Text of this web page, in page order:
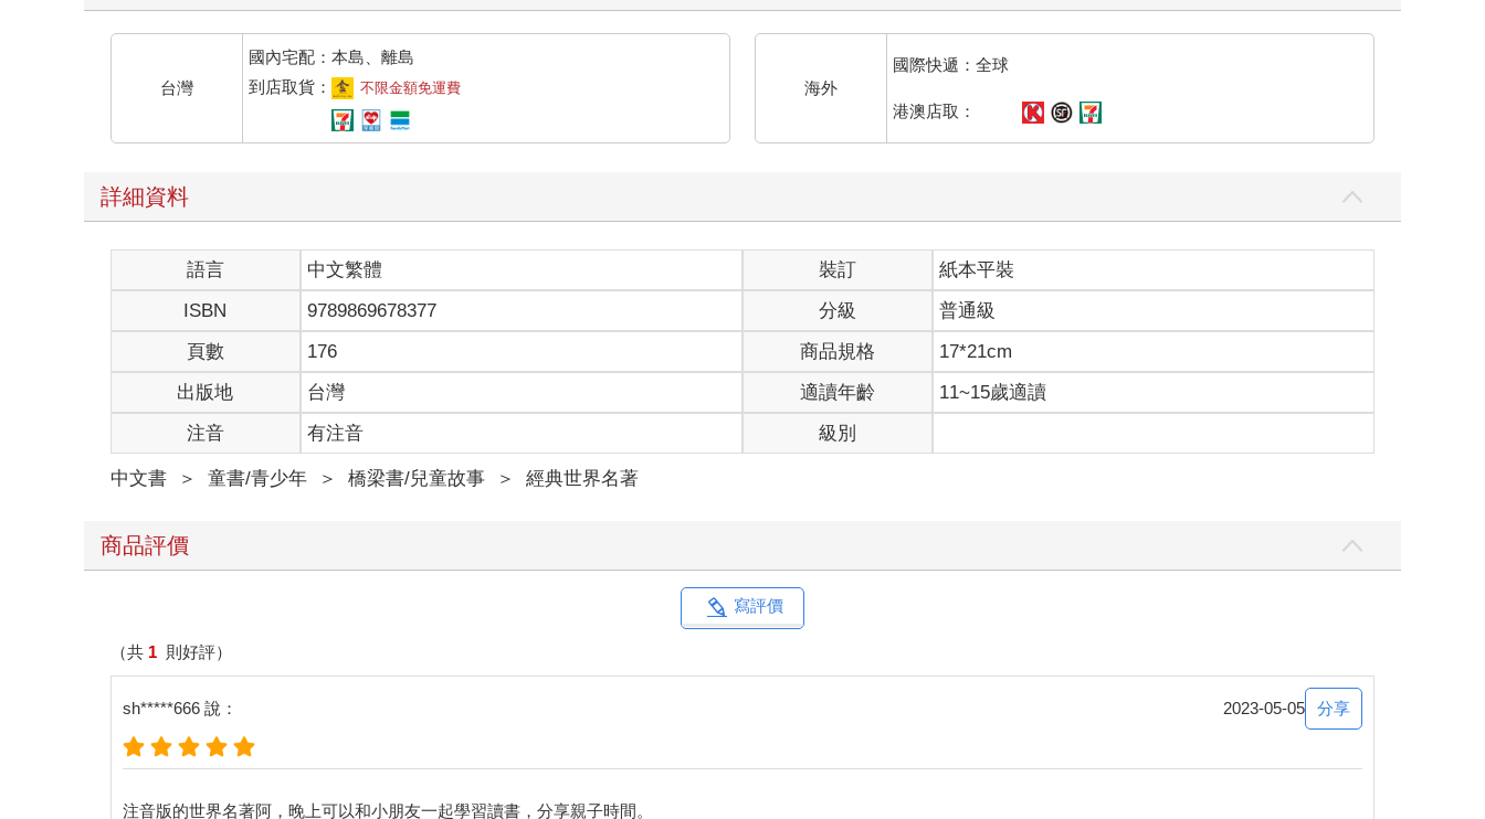
二
我就這樣孤單地生活著，身邊沒有任何談得來的朋友，直到六年前在撒哈拉沙漠飛機失事。飛機的引擎不知道哪裡壞了，當時既沒有維修機師，也沒有同行的乘客，我只好獨
自完成艱難的修復工作。對我來說，這可是攸關生死的問題，因為剩下的水恐怕只能維持一星期。
第一天晚上，我在遠離人煙的沙漠入睡，比海上漂流的遇難者還要孤獨。因此在第二天清晨，當我被一個細微的聲音叫醒時，你可以想像我有多麼的驚訝。那個聲音說：
我像是被雷打到似的跳了起來，揉一揉眼睛，仔細打量眼前的一切。我看到的是一位非常奇特的小小孩，正認真地看著我。這裡有一張畫像，是我後來畫他畫得最像的一張。
他本人比這張畫好看多了，但這不是我的錯，在我六歲的時候畫家生涯就被大人們扼殺殆盡，除了那些蟒蛇之外，我再也沒有畫過別的東西。
那時候我目瞪口呆，驚奇地看著這位出現在我眼前的小小孩。別忘了，當時的我身處遠離人煙千里的荒涼沙漠，而這小人兒看起來絲毫不像是迷了路，他看來一點也不疲倦，
一點也不餓，一點也不渴，一點也不害怕。他看起來完全不像是在荒漠中迷路的孩子。當我終於能開口說話時，我問他：
「你……你在這裡做什麼？」
他沒有回答我，卻又慢慢地，彷彿有什麼重要的事般地重複道：
「請……畫一隻綿羊給我……」
當神祕的力量太過強大時，人們總是難以抗拒。在遠離人煙的沙漠中，我正面臨著死亡的威脅，卻還是從口袋裡掏出了一張紙和一枝筆。準備下筆時，突然想起自己只學過地
理、歷史、數學和文法。我有點不高興地告訴那位小人兒說我不會畫畫。他回答說：
「沒關係，畫隻綿羊給我吧！」
我從沒畫過綿羊，只好為他畫了我生平唯一畫過的兩張畫中，看不見蟒蛇肚子的那張。這個小人兒的回答讓我目瞪口呆：
「不！不！我不要肚子裡裝了大象的蟒蛇。蟒蛇很危險，象又太大了。我住的地方很小很小，我要一隻綿羊，畫一隻綿羊給我。」
於是我畫了一隻羊給他。
「不行！這隻是一隻生重病的羊。再幫我畫一隻。」
這次我的朋友笑了，客氣地說： 「你看，你看……這不是綿羊，這是頭公山羊，牠的頭上還長了兩隻角呢。」 於是，我又重新畫了一張。但是和剛才一樣，他還是不滿意。
「這隻太老了，我要一隻可以活得很久的綿羊。」 我開始不耐煩了，因為我急著要修理引擎，於是我草草畫了一張，還隨口說：「這是個箱子，你要的綿羊就在裡面。」 沒
小……」 「一點點就夠了，真的。我給你畫了一隻很小很小的綿羊。」 他把頭靠近那張畫。 「不像你所說的那麼小……你看！牠睡著了……」 就這樣，我認識了小王子。
台灣
國內宅配：本島、離島
到店取貨：
不限金額免運費 海外
國際快遞：全球
港澳店取：
詳細資料
語言 中文繁體 裝訂
紙本平裝
ISBN
9789869678377 分級
普通級
頁數
176 商品規格
17*21cm
出版地
台灣 適讀年齡
11~15歲適讀
注音
有注音 級別
中文書 ＞ 童書/青少年 ＞ 橋梁書/兒童故事 ＞ 經典世界名著
商品評價
寫評價
（共 1 則好評）
sh*****666 說： 2023-05-05 分享